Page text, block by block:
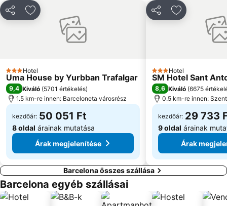
Port Forum
Sant Martí
Olimpia kiköto
Sant Pau - Dos de Maig Metro Station
Pl. Catalunya Metro Station
Montjuïc Erod
Diagonal Mar
Clot Metro Station
MegosztásHozzáadás a kedvencekhez
3 Kategória
Hotel
Uma House by Yurbban Trafalgar
9,4 Kiváló (5701 értékelés)
1.5 km-re innen: Barceloneta városrész
kezdőár: 50 051 Ft
8 oldal árainak mutatása
Árak megjelenítése
MegosztásHozzáadás
3 Kategória
Hotel
SM Hotel Sant
8,6 Kiváló (6675
0.5 km-re innen:
kezdőár: 29 733
9 oldal árainak
Árak
Barcelona összes szállása
Barcelona egyéb szállásai